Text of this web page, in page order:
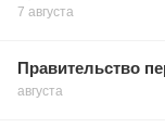
7 августа
Правительство
августа